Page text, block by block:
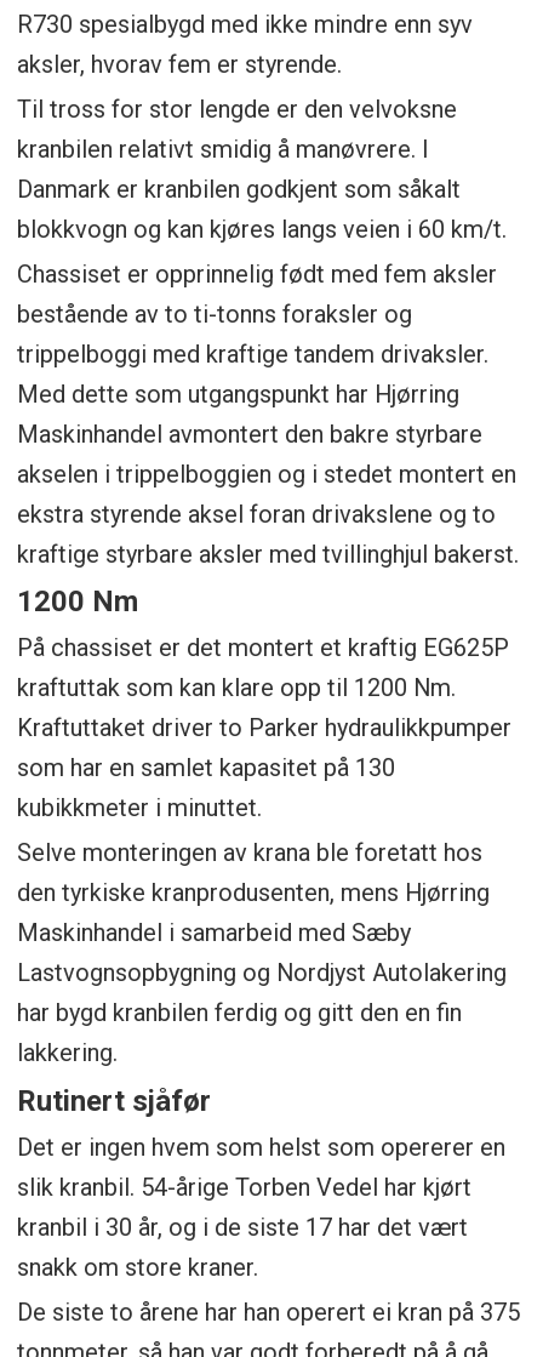
R730 spesialbygd med ikke mindre enn syv
aksler, hvorav fem er styrende.
Til tross for stor lengde er den velvoksne
kranbilen relativt smidig å manøvrere. I
Danmark er kranbilen godkjent som såkalt
blokkvogn og kan kjøres langs veien i 60 km/t.
Chassiset er opprinnelig født med fem aksler
bestående av to ti-tonns foraksler og
trippelboggi med kraftige tandem drivaksler.
Med dette som utgangspunkt har Hjørring
Maskinhandel avmontert den bakre styrbare
akselen i trippelboggien og i stedet montert en
ekstra styrende aksel foran drivakslene og to
kraftige styrbare aksler med tvillinghjul bakerst.
1200 Nm
På chassiset er det montert et kraftig EG625P
kraftuttak som kan klare opp til 1200 Nm.
Kraftuttaket driver to Parker hydraulikkpumper
som har en samlet kapasitet på 130
kubikkmeter i minuttet.
Selve monteringen av krana ble foretatt hos
den tyrkiske kranprodusenten, mens Hjørring
Maskinhandel i samarbeid med Sæby
Lastvognsopbygning og Nordjyst Autolakering
har bygd kranbilen ferdig og gitt den en fin
lakkering.
Rutinert sjåfør
Det er ingen hvem som helst som opererer en
slik kranbil. 54-årige Torben Vedel har kjørt
kranbil i 30 år, og i de siste 17 har det vært
snakk om store kraner.
De siste to årene har han operert ei kran på 375